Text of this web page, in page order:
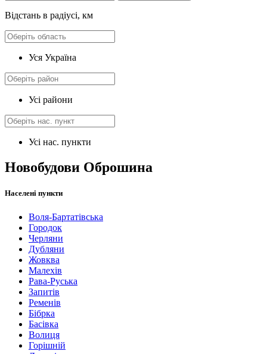
Відстань в радіусі, км
Уся Україна
Усі райони
Усі нас. пункти
Новобудови Оброшина
Населені пункти
Воля-Бартатівська
Городок
Черляни
Дубляни
Жовква
Малехів
Рава-Руська
Запитів
Ременів
Бібрка
Басівка
Волиця
Горішній